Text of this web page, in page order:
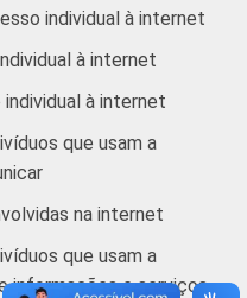
ou
77
SM 79
2 SM 84
3 SM 89
individual à internet
à internet
à internet
que usam a
na internet
que usam a
informações e serviços